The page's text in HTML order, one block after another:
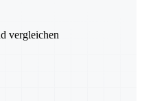
vergleichen